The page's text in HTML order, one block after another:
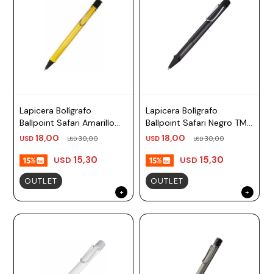
Lapicera Bolígrafo
Ballpoint Safari Amarillo
TM negro, azul Lamy
USD 18,00 USD30,00
USD 15,30
OUTLET
Lapicera Bolígrafo
Ballpoint Safari Negro TM
negro, azul Lamy
USD 18,00 USD30,00
USD 15,30
OUTLET